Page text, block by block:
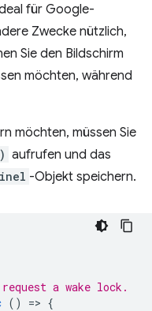
für Google-
Zwecke nützlich,
Sie den Bildschirm
möchten, während
möchten, müssen Sie
aufrufen und das
-Objekt speichern.
a wake lock.
() => {